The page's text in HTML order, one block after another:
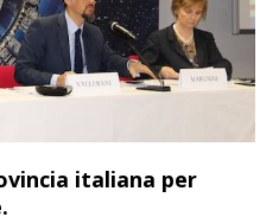
italiana per